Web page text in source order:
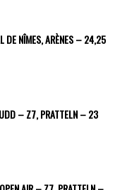
DE NÎMES, ARÈNES – 24,25
– Z7, PRATTELN – 23